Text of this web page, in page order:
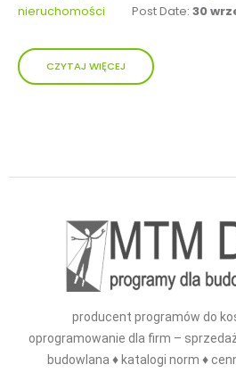
nieruchomości
Post Date: 30
CZYTAJ WIĘCEJ
producent programów do
oprogramowanie dla firm –
budowlana ♦ katalogi norm ♦